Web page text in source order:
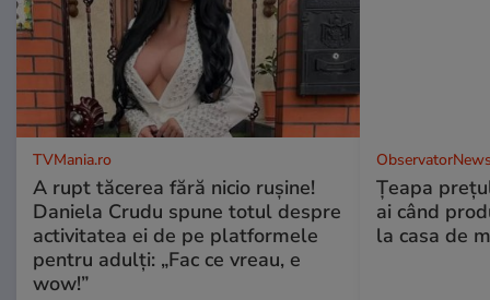
TVMania.ro
A rupt tăcerea fără nicio rușine!
Daniela Crudu spune totul despre
activitatea ei de pe platformele
pentru adulți: „Fac ce vreau, e
wow!”
Țeapa
ai când
la casa de